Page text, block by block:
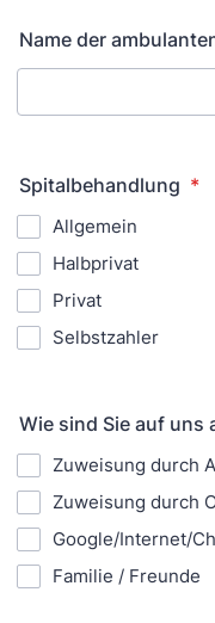
Name der
Spitalbehandlung *
Allgemein
Halbprivat
Privat
Selbstzahler
Wie sind Sie auf uns
Zuweisung durch
Zuweisung durch
Google/Internet/
Familie / Freunde